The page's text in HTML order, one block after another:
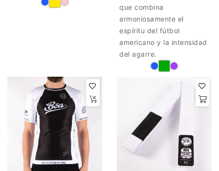
que combina
armoniosamente el
espíritu del fútbol
americano y la intensidad
del agarre.